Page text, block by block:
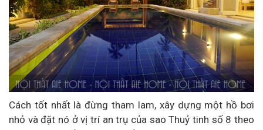
Cách tốt nhất là đừng tham lam, xây dựng một hồ bơi
nhỏ và đặt nó ở vị trí an trụ của sao Thuỷ tinh số 8 theo